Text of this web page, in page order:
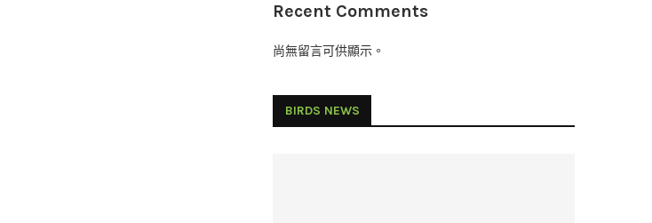
Recent Comments
尚無留言可供顯示。
BIRDS NEWS